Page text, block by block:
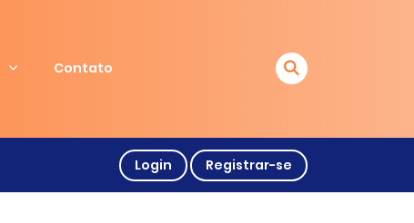
Contato
Login Registrar-se